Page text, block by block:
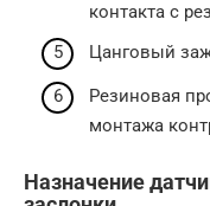
контакта с
Цанговый
Резиновая
монтажа
Назначение